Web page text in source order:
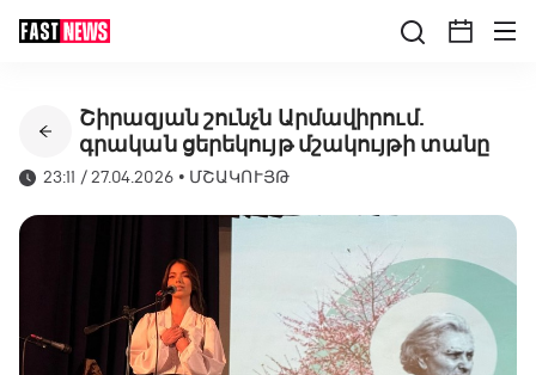
Շիրազյան շունչն Արմավիրում.
գրական ցերեկույթ մշակույթի տանը
23:11 / 27.04.2026 • ՄՇԱԿՈՒՅԹ